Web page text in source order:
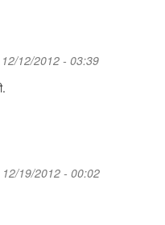
12/2012 - 03:39
19/2012 - 00:02